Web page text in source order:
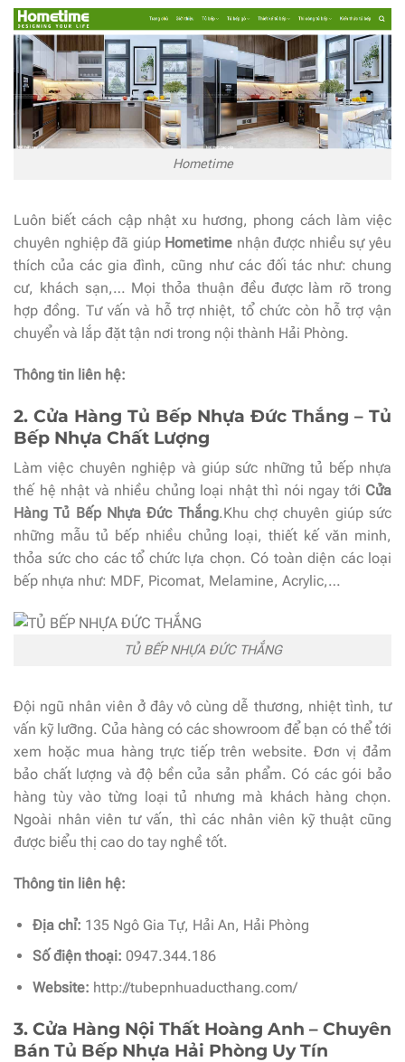
Hometime
Luôn biết cách cập nhật xu hương, phong cách làm việc
chuyên nghiệp đã giúp Hometime nhận được nhiều sự yêu
thích của các gia đình, cũng như các đối tác như: chung
cư, khách sạn,… Mọi thỏa thuận đều được làm rõ trong
hợp đồng. Tư vấn và hỗ trợ nhiệt, tổ chức còn hỗ trợ vận
chuyển và lắp đặt tận nơi trong nội thành Hải Phòng.
Thông tin liên hệ:
2. Cửa Hàng Tủ Bếp Nhựa Đức Thắng – Tủ
Bếp Nhựa Chất Lượng
Làm việc chuyên nghiệp và giúp sức những tủ bếp nhựa
thế hệ nhật và nhiều chủng loại nhật thì nói ngay tới Cửa
Hàng Tủ Bếp Nhựa Đức Thắng.Khu chợ chuyên giúp sức
những mẫu tủ bếp nhiều chủng loại, thiết kế văn minh,
thỏa sức cho các tổ chức lựa chọn. Có toàn diện các loại
bếp nhựa như: MDF, Picomat, Melamine, Acrylic,…
TỦ BẾP NHỰA ĐỨC THẮNG
Đội ngũ nhân viên ở đây vô cùng dễ thương, nhiệt tình, tư
vấn kỹ lưỡng. Của hàng có các showroom để bạn có thể tới
xem hoặc mua hàng trực tiếp trên website. Đơn vị đảm
bảo chất lượng và độ bền của sản phẩm. Có các gói bảo
hàng tùy vào từng loại tủ nhưng mà khách hàng chọn.
Ngoài nhân viên tư vấn, thì các nhân viên kỹ thuật cũng
được biểu thị cao do tay nghề tốt.
Thông tin liên hệ:
Địa chỉ: 135 Ngô Gia Tự, Hải An, Hải Phòng
Số điện thoại: 0947.344.186
Website: http://tubepnhuaducthang.com/
3. Cửa Hàng Nội Thất Hoàng Anh – Chuyên
Bán Tủ Bếp Nhựa Hải Phòng Uy Tín